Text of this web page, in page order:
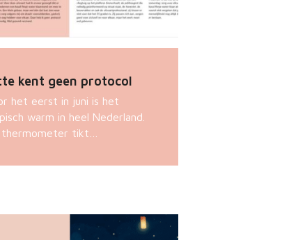
kent geen protocol
het eerst in juni is het
warm in heel Nederland.
thermometer tikt…